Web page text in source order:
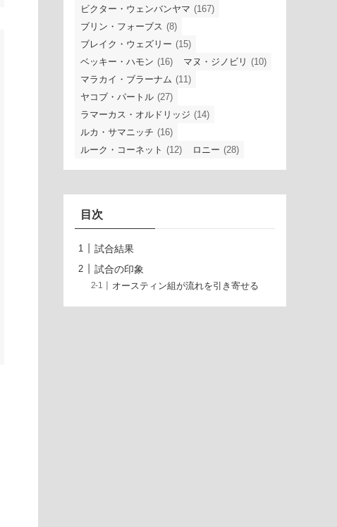
ビクター・ウェンバンヤマ (167)
ブリン・フォーブス (8)
ブレイク・ウェズリー (15)
ベッキー・ハモン (16) マヌ・ジノビリ (10)
マラカイ・ブラーナム (11)
ヤコブ・パートル (27)
ラマーカス・オルドリッジ (14)
ルカ・サマニッチ (16)
ルーク・コーネット (12) ロニー (28)
目次
試合結果
試合の印象
オースティン組が流れを引き寄せる